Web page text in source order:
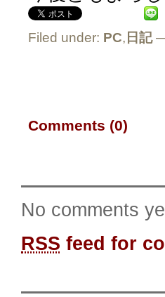
Filed under: PC, 日記—
Comments (0)
No comments
RSS feed for